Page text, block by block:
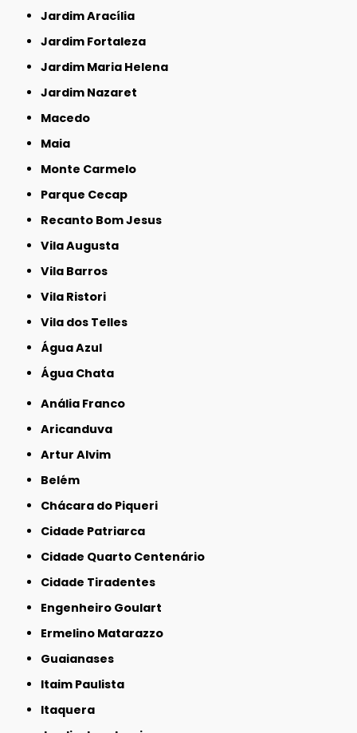
Jardim Aracília
Jardim Fortaleza
Jardim Maria Helena
Jardim Nazaret
Macedo
Maia
Monte Carmelo
Parque Cecap
Recanto Bom Jesus
Vila Augusta
Vila Barros
Vila Ristori
Vila dos Telles
Água Azul
Água Chata
Anália Franco
Aricanduva
Artur Alvim
Belém
Chácara do Piqueri
Cidade Patriarca
Cidade Quarto Centenário
Cidade Tiradentes
Engenheiro Goulart
Ermelino Matarazzo
Guaianases
Itaim Paulista
Itaquera